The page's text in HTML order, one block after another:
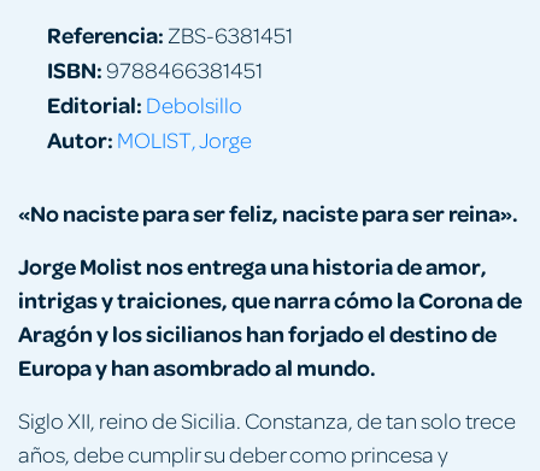
«No naciste para ser feliz, naciste para ser reina».
Jorge Molist nos entrega una historia de amor,
intrigas y traiciones, que narra cómo la Corona de
Aragón y los sicilianos han forjado el destino de
Europa y han asombrado al mundo.
Siglo XII, reino de Sicilia. Constanza, de tan solo trece
años, debe cumplir su deber como princesa y
Referencia: ZBS-6381451
ISBN:9788466381451
Editorial: Debolsillo
Autor: MOLIST, Jorge